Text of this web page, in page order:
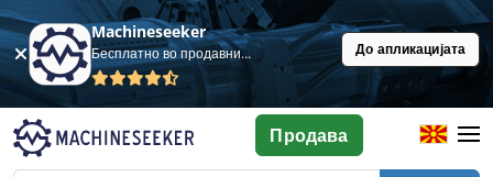
Machineseeker
Бесплатно во продавница До апликацијата
Продава